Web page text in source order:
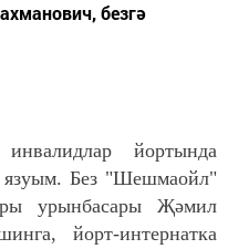
безгә
йортында
язуым. Без "Шешмаойл"
урынбасары Җәмил
йорт-интернатка